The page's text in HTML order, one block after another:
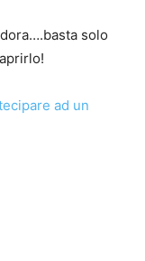
solo
ad un